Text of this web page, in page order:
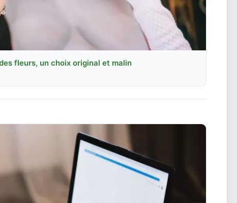
fleurs, un choix original et malin